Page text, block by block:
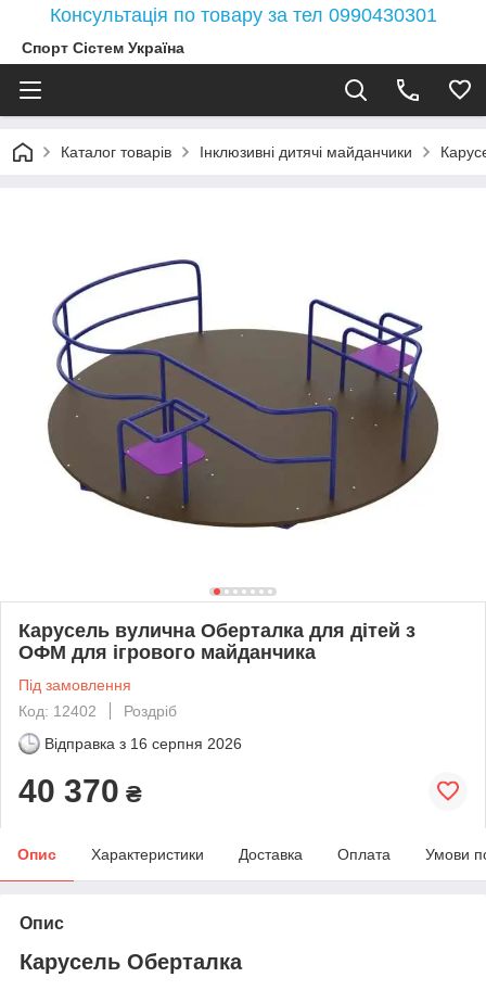
Консультація по товару за тел 0990430301
Спорт Сістем Україна
Каталог товарів Інклюзивні дитячі майданчики
Карусель вулична Оберталка для дітей з
ОФМ для ігрового майданчика
Під замовлення
Код: 12402
Роздріб
Відправка з 16 серпня 2026
40 370 ₴
Опис Характеристики Доставка Оплата Умови
Опис
Карусель Оберталка